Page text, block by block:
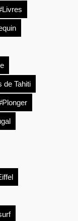
de Tahiti